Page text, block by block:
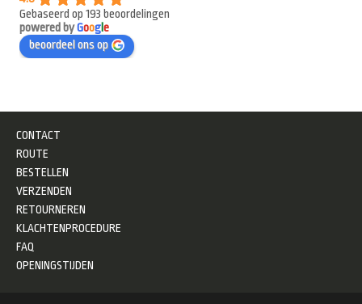
Gebaseerd op 193 beoordelingen
powered byGooge
beoordeel ons op
CONTACT
ROUTE
BESTELLEN
VERZENDEN
RETOURNEREN
KLACHTENPROCEDURE
FAQ
OPENINGSTIJDEN